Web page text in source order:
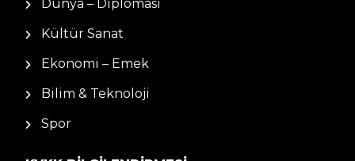
Dünya – Diplomasi
Kültür Sanat
Ekonomi – Emek
Bilim & Teknoloji
Spor